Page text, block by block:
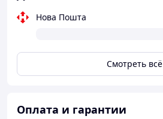
Нова Пошта
Смотреть всё
Оплата и гарантии